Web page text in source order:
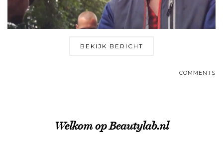
BEKIJK BERICHT
COMMENTS
Welkom op Beautylab.nl